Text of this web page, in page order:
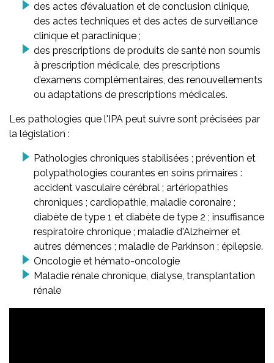
des actes d’évaluation et de conclusion clinique,
des actes techniques et des actes de surveillance
clinique et paraclinique ;
des prescriptions de produits de santé non soumis
à prescription médicale, des prescriptions
d’examens complémentaires, des renouvellements
ou adaptations de prescriptions médicales.
Les pathologies que l'IPA peut suivre sont précisées par
la législation :
Pathologies chroniques stabilisées ; prévention et
polypathologies courantes en soins primaires :
accident vasculaire cérébral ; artériopathies
chroniques ; cardiopathie, maladie coronaire ;
diabète de type 1 et diabète de type 2 ; insuffisance
respiratoire chronique ; maladie d'Alzheimer et
autres démences ; maladie de Parkinson ; épilepsie.
Oncologie et hémato-oncologie
Maladie rénale chronique, dialyse, transplantation
rénale